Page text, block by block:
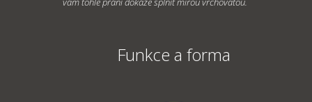
Funkce a forma